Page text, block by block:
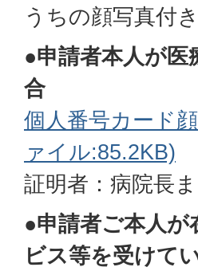
うちの顔写真付
●申請者本人が医
合
個人番号カード
ァイル:85.2KB)
証明者：病院長
●申請者ご本人
ビス等を受けて